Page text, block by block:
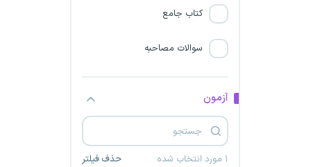
کتاب جامع
سوالات مصاحبه
آزمون
۱ مورد انتخاب شده حذف فیلتر
شرکت خدماتی پشتیبانی رفاه
پردیس
زرین بهشاد سینا
شرکت فنی خدماتی بافت ستاره